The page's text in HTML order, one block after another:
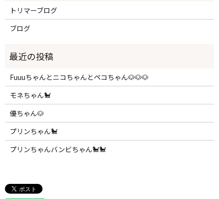
トリマーブログ
ブログ
Fuuuちゃんとニコちゃんとペコちゃん🐶🐶🐶
モネちゃん🐩
優ちゃん🐶
プリンちゃん🐩
プリンちゃんバンビちゃん🐩🐩